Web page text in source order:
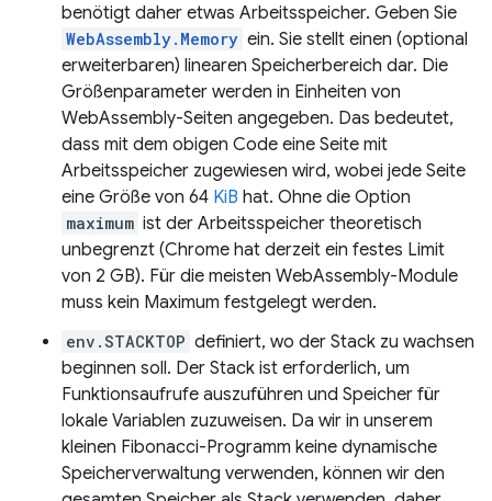
benötigt daher etwas Arbeitsspeicher. Geben Sie
WebAssembly.Memory ein. Sie stellt einen (optional
erweiterbaren) linearen Speicherbereich dar. Die
Größenparameter werden in Einheiten von
WebAssembly-Seiten angegeben. Das bedeutet,
dass mit dem obigen Code eine Seite mit
Arbeitsspeicher zugewiesen wird, wobei jede Seite
eine Größe von 64 KiB hat. Ohne die Option
maximum ist der Arbeitsspeicher theoretisch
unbegrenzt (Chrome hat derzeit ein festes Limit
von 2 GB). Für die meisten WebAssembly-Module
muss kein Maximum festgelegt werden.
env.STACKTOP definiert, wo der Stack zu wachsen
beginnen soll. Der Stack ist erforderlich, um
Funktionsaufrufe auszuführen und Speicher für
lokale Variablen zuzuweisen. Da wir in unserem
kleinen Fibonacci-Programm keine dynamische
Speicherverwaltung verwenden, können wir den